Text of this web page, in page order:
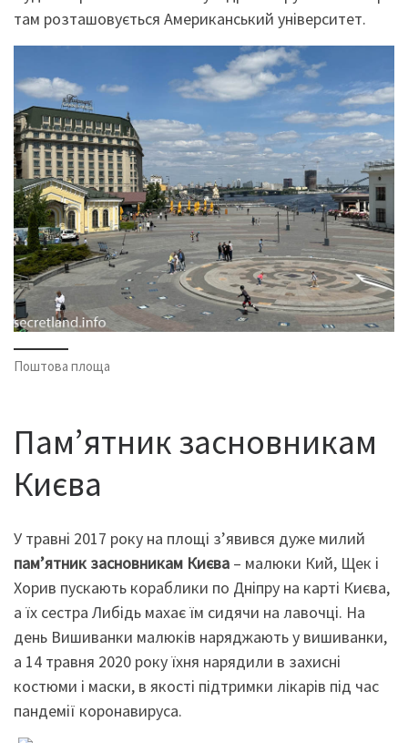
там розташовується Американський університет.
Поштова площа
Пам’ятник засновникам
Києва
У травні 2017 року на площі з’явився дуже милий
пам’ятник засновникам Києва – малюки Кий, Щек і
Хорив пускають кораблики по Дніпру на карті Києва,
а їх сестра Либідь махає їм сидячи на лавочці. На
день Вишиванки малюків наряджають у вишиванки,
а 14 травня 2020 року їхня нарядили в захисні
костюми і маски, в якості підтримки лікарів під час
пандемії коронавируса.